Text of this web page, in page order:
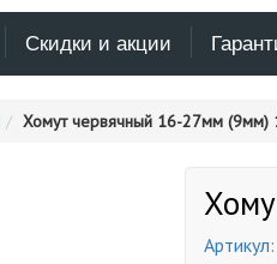
Скидки и акции
Хомут червячный 16-27мм (9мм)
Артикул: